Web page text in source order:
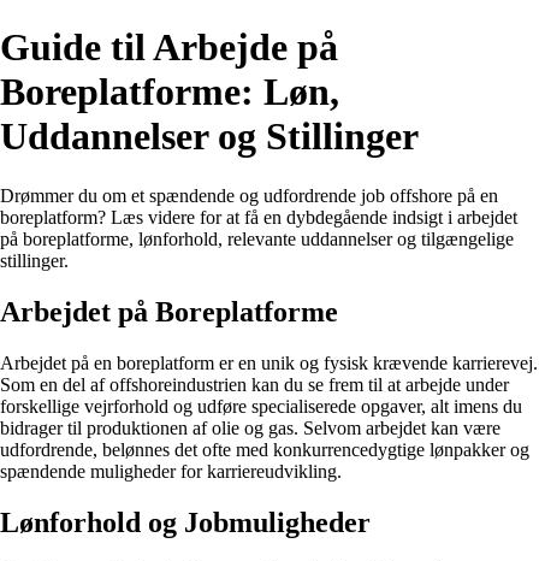
Guide til Arbejde på
Boreplatforme: Løn,
Uddannelser og Stillinger
Drømmer du om et spændende og udfordrende job offshore på en
boreplatform? Læs videre for at få en dybdegående indsigt i arbejdet
på boreplatforme, lønforhold, relevante uddannelser og tilgængelige
stillinger.
Arbejdet på Boreplatforme
Arbejdet på en boreplatform er en unik og fysisk krævende karrierevej.
Som en del af offshoreindustrien kan du se frem til at arbejde under
forskellige vejrforhold og udføre specialiserede opgaver, alt imens du
bidrager til produktionen af olie og gas. Selvom arbejdet kan være
udfordrende, belønnes det ofte med konkurrencedygtige lønpakker og
spændende muligheder for karriereudvikling.
Lønforhold og Jobmuligheder